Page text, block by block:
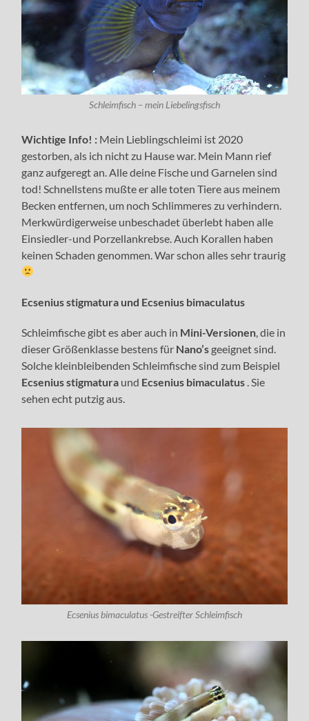
Schleimfisch – mein Liebelingsfisch
Wichtige Info! : Mein Lieblingschleimi ist 2020
gestorben, als ich nicht zu Hause war. Mein Mann rief
ganz aufgeregt an. Alle deine Fische und Garnelen sind
tod! Schnellstens mußte er alle toten Tiere aus meinem
Becken entfernen, um noch Schlimmeres zu verhindern.
Merkwürdigerweise unbeschadet überlebt haben alle
Einsiedler-und Porzellankrebse. Auch Korallen haben
keinen Schaden genommen. War schon alles sehr traurig
Ecsenius stigmatura und Ecsenius bimaculatus
Schleimfische gibt es aber auch in Mini-Versionen, die in
dieser Größenklasse bestens für Nano’s geeignet sind.
Solche kleinbleibenden Schleimfische sind zum Beispiel
Ecsenius stigmatura und Ecsenius bimaculatus . Sie
sehen echt putzig aus.
Ecsenius bimaculatus -Gestreifter Schleimfisch